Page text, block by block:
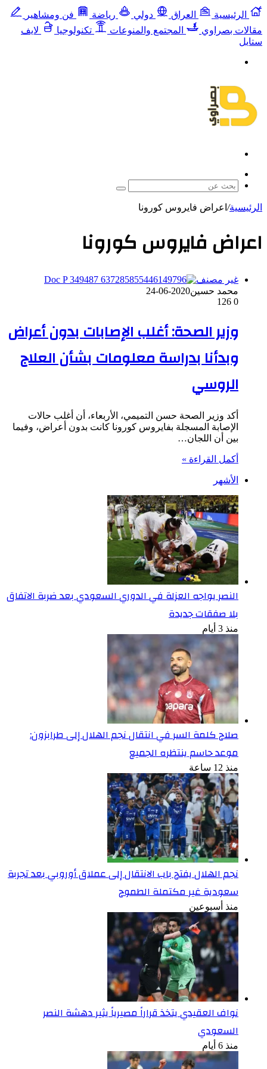
الرئيسية العراق دولي رياضة
فن ومشاهير
مقالات بصراوي
المجتمع والمنوعات تكنولوجيا
لايف
ستايل
عشوائي
بحث
الرئيسية/ اعراض فايروس كورونا
اعراض فايروس كورونا
غير مصنف
محمد حسين2020-06-24
0
وزير الصحة: أغلب الإصابات بدون أعراض
وبدأنا بدراسة معلومات بشأن العلاج
الروسي
أكد وزير الصحة حسن التميمي، الأربعاء، أن أغلب حالات
الإصابة المسجلة بفايروس كورونا كانت بدون أعراض، وفيما
بين أن اللجان…
أكمل القراءة »
الأشهر
النصر يواجه العزلة في الدوري السعودي بعد ضربة الاتفاق
بلا صفقات جديدة
منذ 3 أيام
صلاح كلمة السر في انتقال نجم الهلال إلى طرابزون:
موعد حاسم ينتظره الجميع
منذ 12 ساعة
نجم الهلال يفتح باب الانتقال إلى عملاق أوروبي بعد تجربة
سعودية غير مكتملة الطموح
منذ أسبوعين
نواف العقيدي يتخذ قراراً مصيرياً يثير دهشة النصر
السعودي
منذ 6 أيام